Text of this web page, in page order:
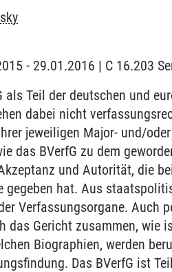
- 29.01.2016 | C 16.203
Teil der deutschen und
dabei nicht
jeweiligen Major- und/
das BVerfG zu dem
und Autorität, die
gegeben hat. Aus
Verfassungsorgane. Auch
Gericht zusammen, wie
Biographien, werden
Das BVerfG ist